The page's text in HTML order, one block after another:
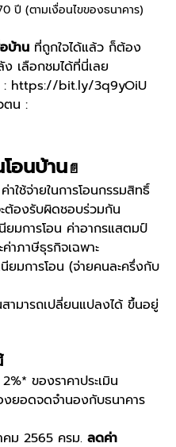
ปี (ตามเงื่อนไขของธนาคาร)
บ้าน ที่ถูกใจได้แล้ว ก็ต้อง
เลือกชมได้ที่นี่เลย
https://bit.ly/3q9yOiU
ตน :
อนบ้าน📄
ใช้จ่ายในการโอนกรรมสิทธิ์
องรับผิดชอบร่วมกัน
ยมการโอน ค่าอากรแสตมป์
าภาษีธุรกิจเฉพาะ
ยมการโอน (จ่ายคนละครึ่งกับ
ามารถเปลี่ยนแปลงได้ ขึ้นอยู่
ของราคาประเมิน
ยอดจดจำนองกับธนาคาร
ม 2565 ครม. ลดค่า